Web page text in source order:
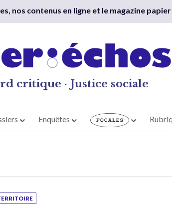
nos contenus en ligne et le magazine papier
critique · Justice sociale
Enquêtes